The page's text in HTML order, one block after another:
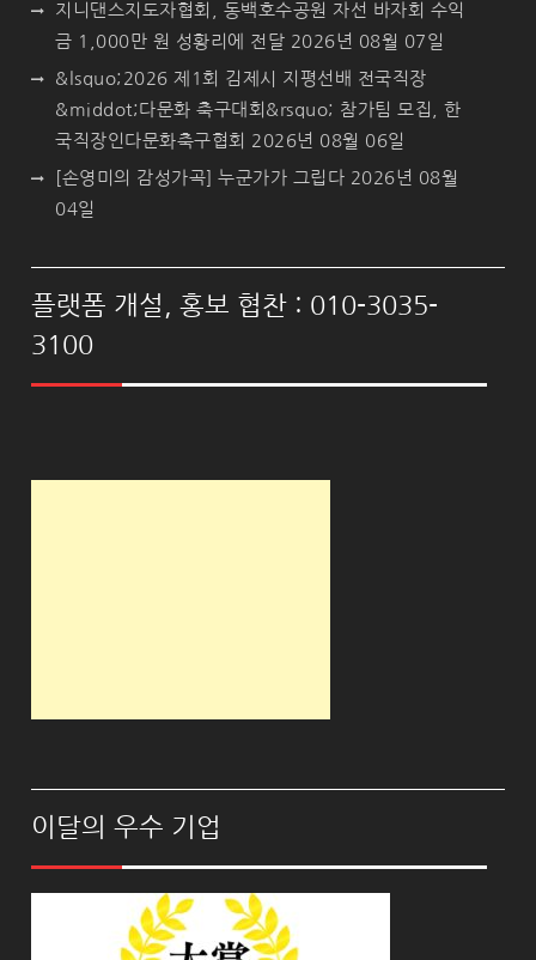
지니댄스지도자협회, 동백호수공원 자선 바자회 수익
금 1,000만 원 성황리에 전달 2026년 08월 07일
&lsquo;2026 제1회 김제시 지평선배 전국직장
&middot;다문화 축구대회&rsquo; 참가팀 모집, 한
국직장인다문화축구협회 2026년 08월 06일
[손영미의 감성가곡] 누군가가 그립다 2026년 08월
04일
플랫폼 개설, 홍보 협찬 : 010-3035-
3100
이달의 우수 기업